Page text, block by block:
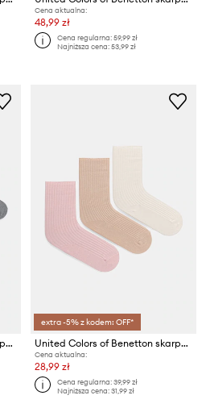
Cena aktualna:
48,99 zł
Cena regularna:59,99 zł
Najniższa cena:53,99 zł
United Colors of Benetton skarpety dziecięce 4-pack
extra -5% z kodem: OFF*
United Colors of Benetton skarpety dziecięce 3-pack
Cena aktualna:
28,99 zł
Cena regularna:39,99 zł
Najniższa cena:31,99 zł